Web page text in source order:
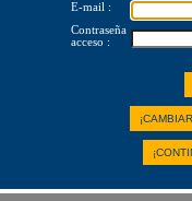
E-mail :
Contraseña
acceso :